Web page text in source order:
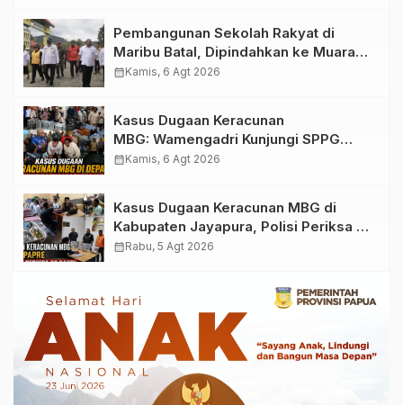
Pembangunan Sekolah Rakyat di
Maribu Batal, Dipindahkan ke Muara
Tami, Ini Sebabnya
calendar_monthKamis, 6 Agt 2026
Kasus Dugaan Keracunan
MBG: Wamengadri Kunjungi SPPG
Yayasan KIS Papua, Ini yang
calendar_monthKamis, 6 Agt 2026
Kasus Dugaan Keracunan MBG di
Kabupaten Jayapura, Polisi Periksa 30
Orang Saksi
calendar_monthRabu, 5 Agt 2026